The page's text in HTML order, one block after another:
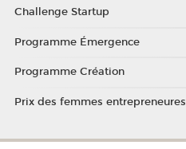
Challenge Startup
Programme Émergence
Programme Création
Prix des femmes entrepreneures